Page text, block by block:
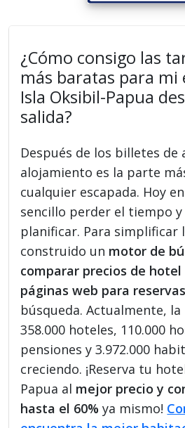
¿Cómo consigo las
más baratas para mi
Isla Oksibil-Papua
salida?
Después de los billetes de
alojamiento es la parte
cualquier escapada. Hoy
sencillo perder el tiempo
planificar. Para simplificar
construido un motor de
comparar precios de hotel
páginas web para reservas
búsqueda. Actualmente,
358.000 hoteles, 110.000
pensiones y 3.972.000
creciendo. ¡Reserva tu
Papua al mejor precio y
hasta el 60% ya mismo!